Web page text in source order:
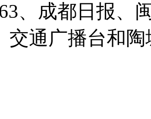
、成都日报、
交通广播台和